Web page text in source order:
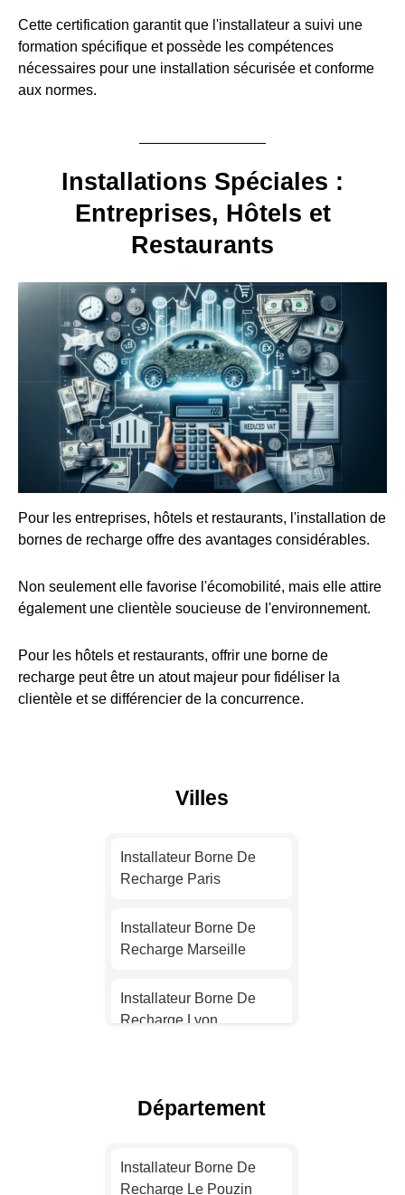
Cette certification garantit que l'installateur a suivi une
formation spécifique et possède les compétences
nécessaires pour une installation sécurisée et conforme
aux normes.
Installations Spéciales :
Entreprises, Hôtels et
Restaurants
Pour les entreprises, hôtels et restaurants, l'installation de
bornes de recharge offre des avantages considérables.
Non seulement elle favorise l'écomobilité, mais elle attire
également une clientèle soucieuse de l'environnement.
Pour les hôtels et restaurants, offrir une borne de
recharge peut être un atout majeur pour fidéliser la
clientèle et se différencier de la concurrence.
Villes
Installateur Borne De
Recharge Paris
Installateur Borne De
Recharge Marseille
Installateur Borne De
Recharge Lyon
Recharge Nice
Département
Installateur Borne De
Recharge Le Pouzin